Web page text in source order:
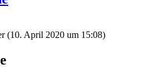
(10. April 2020 um 15:08)